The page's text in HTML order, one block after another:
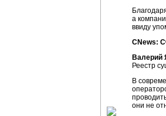
а
ввиду
CNews:
Валерий
Реестр
В
они не